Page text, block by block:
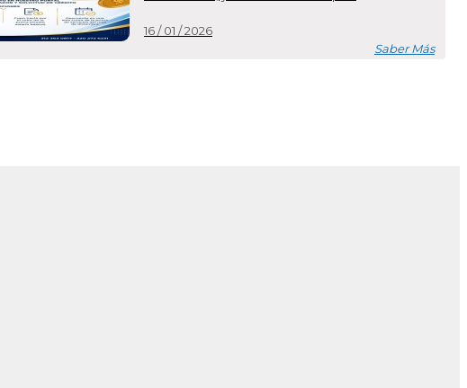
12 / 09 / 2025
Saber Más